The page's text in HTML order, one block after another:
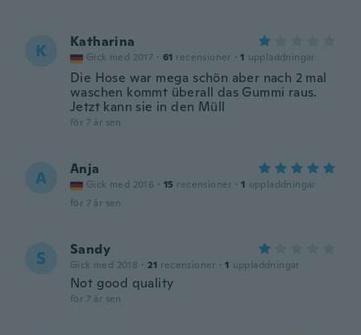
K Katharina
Gick med 2017 · 61 recensioner · 1 uppladdningar
Die Hose war mega schön aber nach 2 mal
waschen kommt überall das Gummi raus.
Jetzt kann sie in den Müll
för 7 år sen
A Anja
Gick med 2016 · 15 recensioner · 1 uppladdningar
för 7 år sen
S Sandy
Gick med 2018 · 21 recensioner · 1 uppladdningar
Not good quality
för 7 år sen